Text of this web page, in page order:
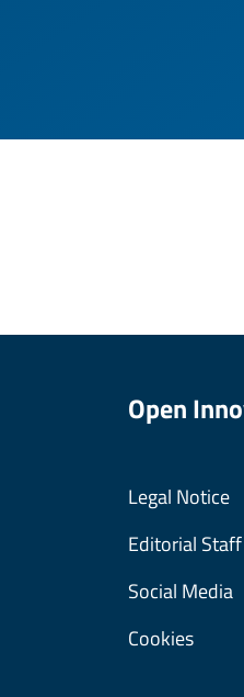
Open
Legal Notice
Editorial Staff
Social Media
Cookies